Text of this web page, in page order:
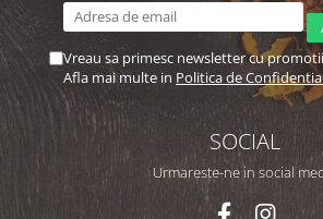
Vreau sa primesc newsletter cu
Afla mai multe in Politica de
SOCIAL
Urmareste-ne in social